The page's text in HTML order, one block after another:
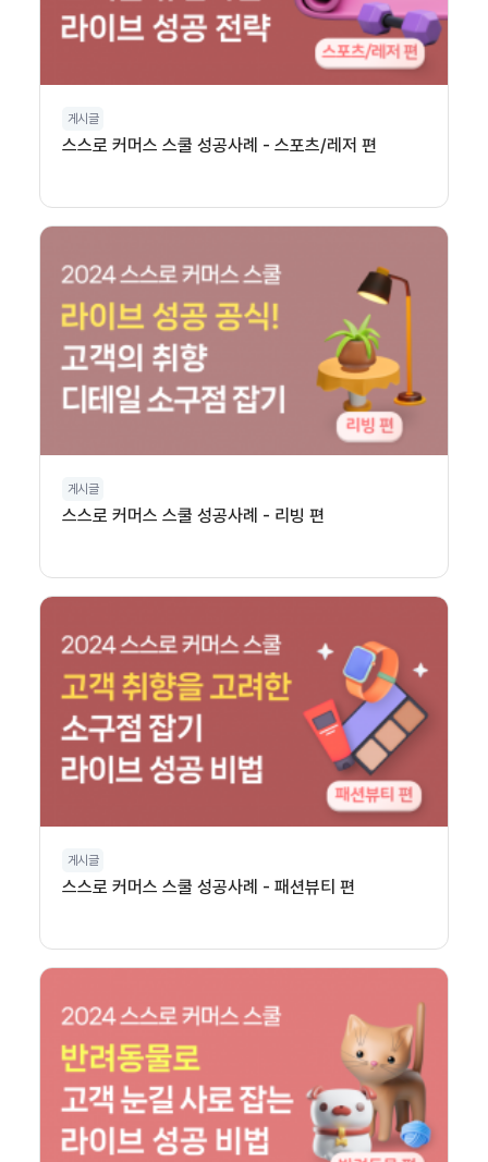
게시글
스스로 커머스 스쿨 성공사례 - 스포츠/레저 편
게시글
스스로 커머스 스쿨 성공사례 - 리빙 편
게시글
스스로 커머스 스쿨 성공사례 - 패션뷰티 편